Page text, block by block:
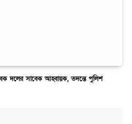
দলের সাবেক আহ্বায়ক, তদন্তে পুলিশ